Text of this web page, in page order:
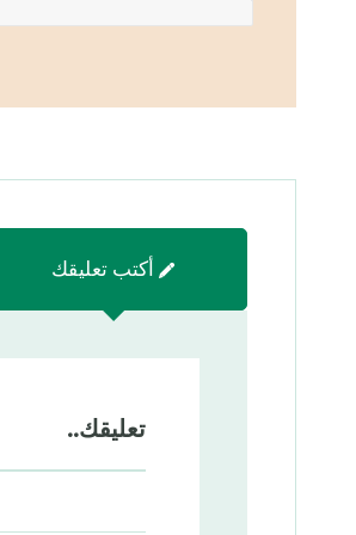
أكتب تعليقك
تعليقك..